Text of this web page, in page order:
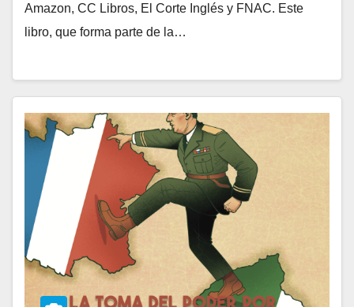
Amazon, CC Libros, El Corte Inglés y FNAC. Este
libro, que forma parte de la…